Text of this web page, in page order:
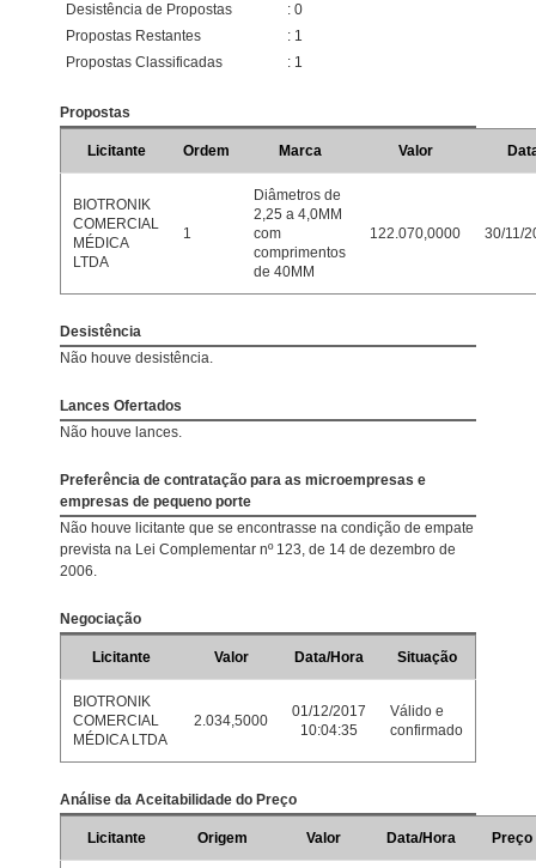
Desistência de Propostas
: 0
Propostas Restantes
: 1
Propostas Classificadas
: 1
Propostas
Licitante Ordem Marca Valor
BIOTRONIK
COMERCIAL
MÉDICA
LTDA
1
Diâmetros de
2,25 a 4,0MM
com
comprimentos
de 40MM
122.070,0000 30/11/
Desistência
Não houve desistência.
Lances Ofertados
Não houve lances.
Preferência de contratação para as microempresas e
empresas de pequeno porte
Não houve licitante que se encontrasse na condição de empate
prevista na Lei Complementar nº 123, de 14 de dezembro de
2006.
Negociação
Licitante Valor Data/Hora Situação
BIOTRONIK
COMERCIAL
MÉDICA LTDA
2.034,5000
01/12/2017
10:04:35
Válido e
confirmado
Análise da Aceitabilidade do Preço
Licitante Origem Valor Data/Hora Preço